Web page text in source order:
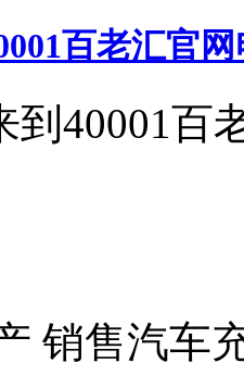
百老汇官
到40001百
销售汽车